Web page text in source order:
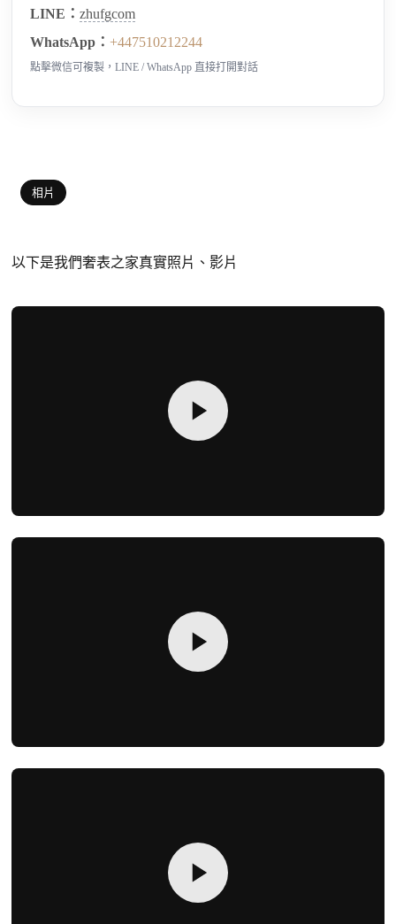
LINE：zhufgcom
WhatsApp：+447510212244
點擊微信可複製，LINE / WhatsApp 直接打開對話
相片
以下是我們奢表之家真實照片、影片